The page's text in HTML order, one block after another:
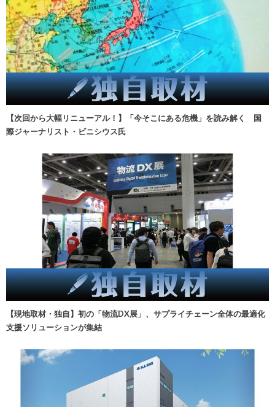
【次回から大幅リニューアル！】「今そこにある危機」を読み解く 国
際ジャーナリスト・ビニシウス氏
【現地取材・独自】初の「物流DX展」、サプライチェーン全体の最適化
支援ソリューションが集結